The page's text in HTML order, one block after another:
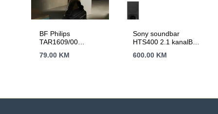
BF Philips
TAR1609/00
svjetiljkom;
79.00 KM
Sony soundbar
HTS400 2.1 kanalBT;
prikljucak);
600.00 KM